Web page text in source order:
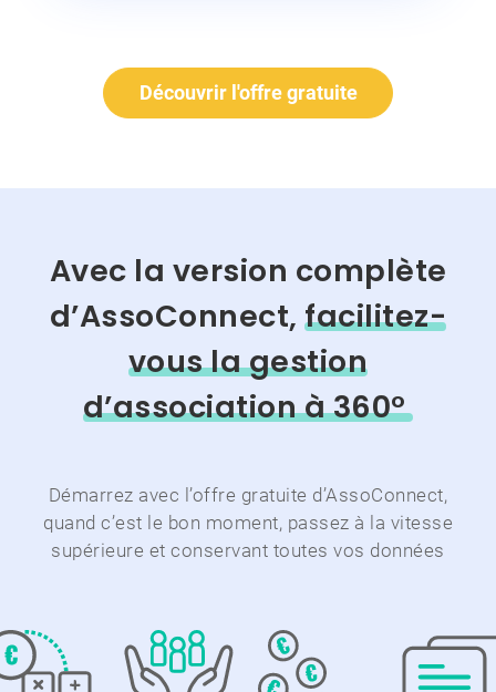
Découvrir l'offre gratuite
Avec la version complète
d’AssoConnect, facilitez-
vous la gestion
d’association à 360°
Démarrez avec l’offre gratuite d’AssoConnect,
quand c’est le bon moment, passez à la vitesse
supérieure et conservant toutes vos données